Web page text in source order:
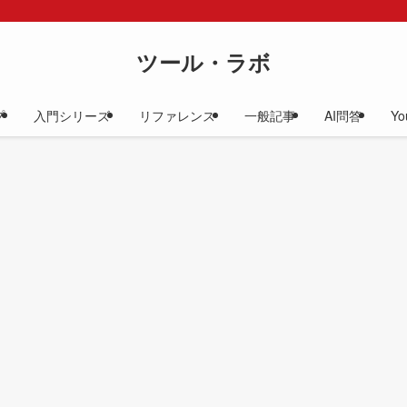
ツール・ラボ
入門シリーズ リファレンス 一般記事 AI問答